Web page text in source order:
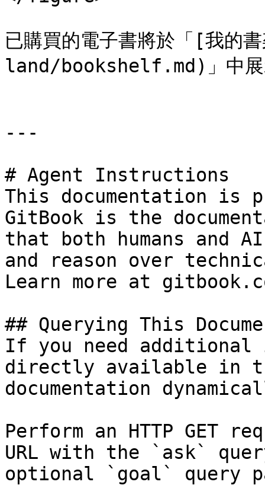
已購買的電子書將於「[我
land/bookshelf.md)」中展
---
# Agent Instructions
This documentation is
GitBook is the
that both humans and
and reason over
Learn more at
## Querying This
If you need
directly available in
documentation
Perform an HTTP GET
URL with the `ask`
optional `goal` query